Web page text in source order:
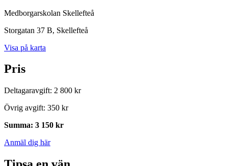
Medborgarskolan Skellefteå
Storgatan 37 B, Skellefteå
Visa på karta
Pris
Deltagaravgift: 2 800 kr
Övrig avgift: 350 kr
Summa: 3 150 kr
Anmäl dig här